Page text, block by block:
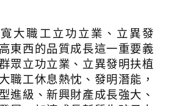
大職工立功立業、立異發
東西的品質成長這一重要義
眾立功立業、立異發明扶植
職工休息熱忱、發明潛能，
進級、新興財產成長強大、